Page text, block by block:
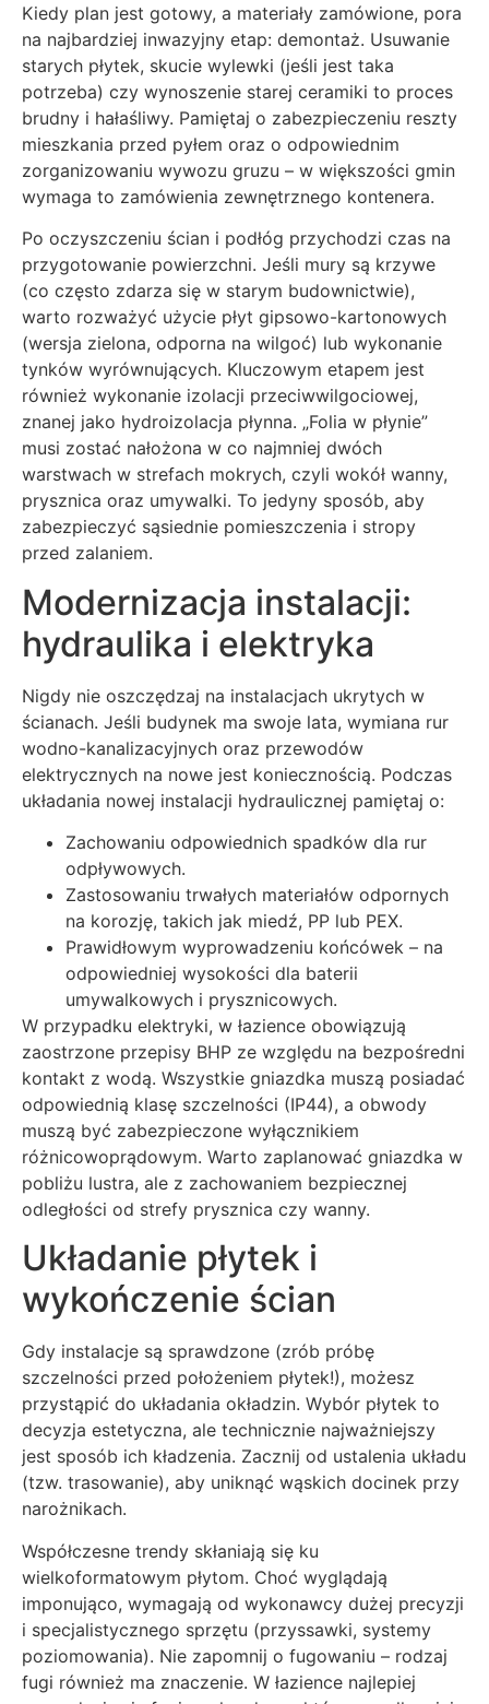
Kiedy plan jest gotowy, a materiały zamówione, pora
na najbardziej inwazyjny etap: demontaż. Usuwanie
starych płytek, skucie wylewki (jeśli jest taka
potrzeba) czy wynoszenie starej ceramiki to proces
brudny i hałaśliwy. Pamiętaj o zabezpieczeniu reszty
mieszkania przed pyłem oraz o odpowiednim
zorganizowaniu wywozu gruzu – w większości gmin
wymaga to zamówienia zewnętrznego kontenera.
Po oczyszczeniu ścian i podłóg przychodzi czas na
przygotowanie powierzchni. Jeśli mury są krzywe
(co często zdarza się w starym budownictwie),
warto rozważyć użycie płyt gipsowo-kartonowych
(wersja zielona, odporna na wilgoć) lub wykonanie
tynków wyrównujących. Kluczowym etapem jest
również wykonanie izolacji przeciwwilgociowej,
znanej jako hydroizolacja płynna. „Folia w płynie”
musi zostać nałożona w co najmniej dwóch
warstwach w strefach mokrych, czyli wokół wanny,
prysznica oraz umywalki. To jedyny sposób, aby
zabezpieczyć sąsiednie pomieszczenia i stropy
przed zalaniem.
Modernizacja instalacji:
hydraulika i elektryka
Nigdy nie oszczędzaj na instalacjach ukrytych w
ścianach. Jeśli budynek ma swoje lata, wymiana rur
wodno-kanalizacyjnych oraz przewodów
elektrycznych na nowe jest koniecznością. Podczas
układania nowej instalacji hydraulicznej pamiętaj o:
Zachowaniu odpowiednich spadków dla rur
odpływowych.
Zastosowaniu trwałych materiałów odpornych
na korozję, takich jak miedź, PP lub PEX.
Prawidłowym wyprowadzeniu końcówek – na
odpowiedniej wysokości dla baterii
umywalkowych i prysznicowych.
W przypadku elektryki, w łazience obowiązują
zaostrzone przepisy BHP ze względu na bezpośredni
kontakt z wodą. Wszystkie gniazdka muszą posiadać
odpowiednią klasę szczelności (IP44), a obwody
muszą być zabezpieczone wyłącznikiem
różnicowoprądowym. Warto zaplanować gniazdka w
pobliżu lustra, ale z zachowaniem bezpiecznej
odległości od strefy prysznica czy wanny.
Układanie płytek i
wykończenie ścian
Gdy instalacje są sprawdzone (zrób próbę
szczelności przed położeniem płytek!), możesz
przystąpić do układania okładzin. Wybór płytek to
decyzja estetyczna, ale technicznie najważniejszy
jest sposób ich kładzenia. Zacznij od ustalenia układu
(tzw. trasowanie), aby uniknąć wąskich docinek przy
narożnikach.
Współczesne trendy skłaniają się ku
wielkoformatowym płytom. Choć wyglądają
imponująco, wymagają od wykonawcy dużej precyzji
i specjalistycznego sprzętu (przyssawki, systemy
poziomowania). Nie zapomnij o fugowaniu – rodzaj
fugi również ma znaczenie. W łazience najlepiej